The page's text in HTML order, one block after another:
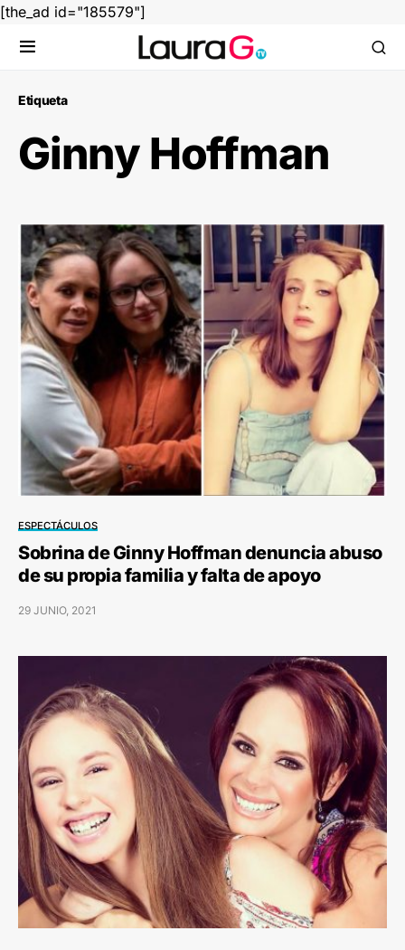
[the_ad id="185579"]
Etiqueta
Ginny Hoffman
ESPECTÁCULOS
Sobrina de Ginny Hoffman denuncia abuso
de su propia familia y falta de apoyo
29 JUNIO, 2021